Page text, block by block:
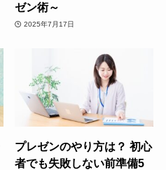
ゼン術～
2025年7月17日
プレゼンのやり方は？ 初心
者でも失敗しない前準備5